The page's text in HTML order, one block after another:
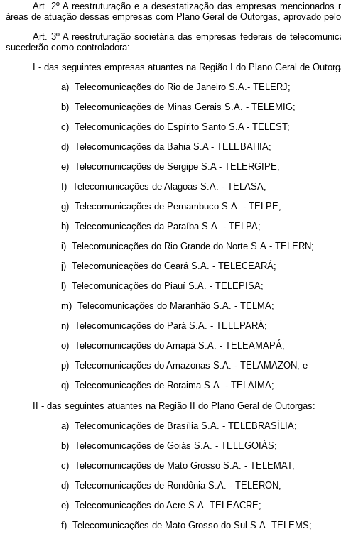
Art. 2º A reestruturação e a desestatização das empresas
áreas de atuação dessas empresas com Plano Geral de Outorgas, aprovado
Art. 3º A reestruturação societária das empresas federais de
sucederão como controladora:
I - das seguintes empresas atuantes na Região I do Plano Geral de
a) Telecomunicações do Rio de Janeiro S.A.- TELERJ;
b) Telecomunicações de Minas Gerais S.A. - TELEMIG;
c) Telecomunicações do Espírito Santo S.A - TELEST;
d) Telecomunicações da Bahia S.A - TELEBAHIA;
e) Telecomunicações de Sergipe S.A - TELERGIPE;
f) Telecomunicações de Alagoas S.A. - TELASA;
g) Telecomunicações de Pernambuco S.A. - TELPE;
h) Telecomunicações da Paraíba S.A. - TELPA;
i) Telecomunicações do Rio Grande do Norte S.A.- TELERN;
j) Telecomunicações do Ceará S.A. - TELECEARÁ;
l) Telecomunicações do Piauí S.A. - TELEPISA;
m) Telecomunicações do Maranhão S.A. - TELMA;
n) Telecomunicações do Pará S.A. - TELEPARÁ;
o) Telecomunicações do Amapá S.A. - TELEAMAPÁ;
p) Telecomunicações do Amazonas S.A. - TELAMAZON; e
q) Telecomunicações de Roraima S.A. - TELAIMA;
II - das seguintes atuantes na Região II do Plano Geral de Outorgas:
a) Telecomunicações de Brasília S.A. - TELEBRASÍLIA;
b) Telecomunicações de Goiás S.A. - TELEGOIÁS;
c) Telecomunicações de Mato Grosso S.A. - TELEMAT;
d) Telecomunicações de Rondônia S.A. - TELERON;
e) Telecomunicações do Acre S.A. TELEACRE;
f) Telecomunicações de Mato Grosso do Sul S.A. TELEMS;